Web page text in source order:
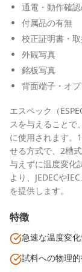
通電・動作確
付属品の有無
校正証明書・
外観写真
銘板写真
背面端子・オ
エスペック（
スを与えることで
に使用されます。
せる方式で、2槽
与えずに温度変化
より、JEDECや
を提供します。
特徴
急速な温度変
試料への物理